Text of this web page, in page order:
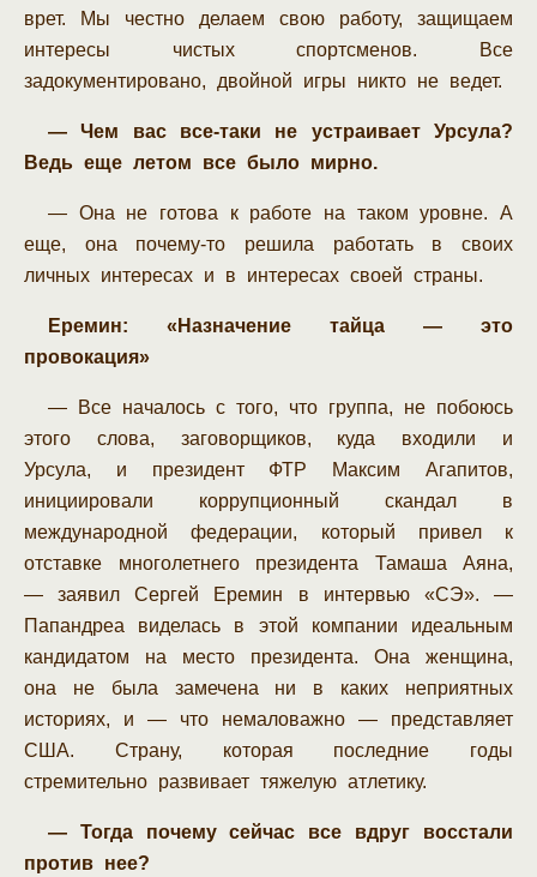
врет. Мы честно делаем свою работу, защищаем
интересы чистых спортсменов. Все
задокументировано, двойной игры никто не ведет.
— Чем вас все-таки не устраивает Урсула?
Ведь еще летом все было мирно.
— Она не готова к работе на таком уровне. А
еще, она почему-то решила работать в своих
личных интересах и в интересах своей страны.
Еремин: «Назначение тайца — это
провокация»
— Все началось с того, что группа, не побоюсь
этого слова, заговорщиков, куда входили и
Урсула, и президент ФТР Максим Агапитов,
инициировали коррупционный скандал в
международной федерации, который привел к
отставке многолетнего президента Тамаша Аяна,
— заявил Сергей Еремин в интервью «СЭ». —
Папандреа виделась в этой компании идеальным
кандидатом на место президента. Она женщина,
она не была замечена ни в каких неприятных
историях, и — что немаловажно — представляет
США. Страну, которая последние годы
стремительно развивает тяжелую атлетику.
— Тогда почему сейчас все вдруг восстали
против нее?